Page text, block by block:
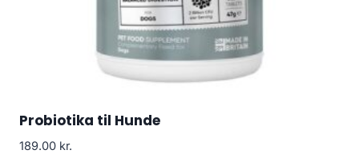
Probiotika til Hunde
189.00 kr.